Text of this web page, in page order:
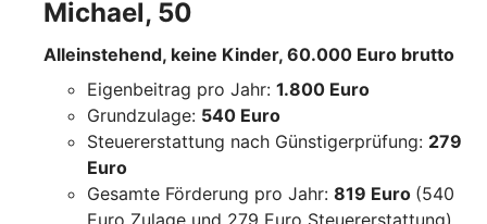
Michael, 50
Alleinstehend, keine Kinder, 60.000 Euro brutto
Eigenbeitrag pro Jahr: 1.800 Euro
Grundzulage: 540 Euro
Steuererstattung nach Günstigerprüfung: 279
Euro
Gesamte Förderung pro Jahr: 819 Euro (540
Euro Zulage und 279 Euro Steuererstattung)